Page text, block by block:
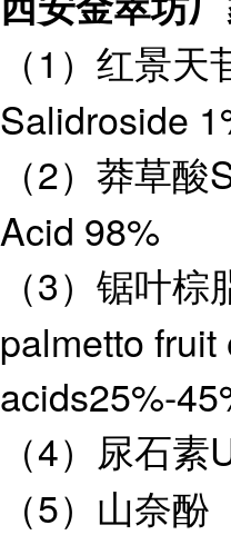
（ 1 ）红景天
Salidroside
（2）莽草酸
Acid 98%
（3） 锯叶棕
palmetto fruit
acids25%-
（4） 尿石素
（5） 山奈酚